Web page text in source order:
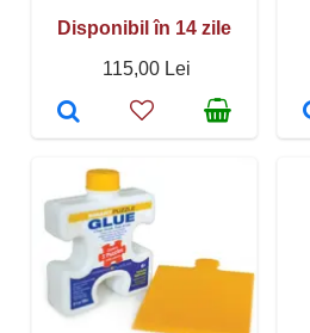
Disponibil în 14 zile
115,00 Lei